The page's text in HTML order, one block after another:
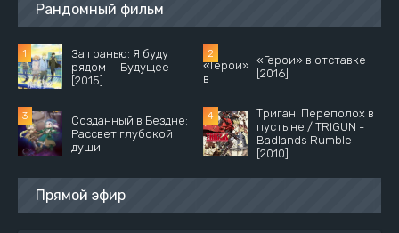
Рандомный фильм
За гранью: Я буду
рядом — Будущее
[2015]
«Герои» в отставке
[2016]
Созданный в Бездне:
Рассвет глубокой
души
Триган: Переполох в
пустыне / TRIGUN -
Badlands Rumble
[2010]
Прямой эфир